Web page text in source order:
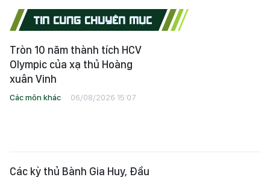
TIN CÙNG CHUYÊN MỤC
Tròn 10 năm thành tích HCV
Olympic của xạ thủ Hoàng
xuân Vinh
Các môn khác 06/08/2026 15:07
Các kỳ thủ Bành Gia Huy, Đầu